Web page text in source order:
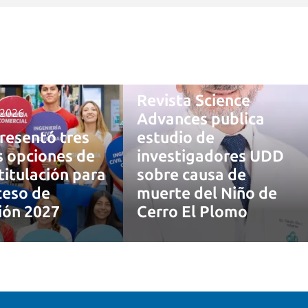
tres
opciones de
para
de
2027
Revista Science
Advances publica
estudio de
investigadores UDD
sobre causa de
muerte del Niño de
Cerro El Plomo